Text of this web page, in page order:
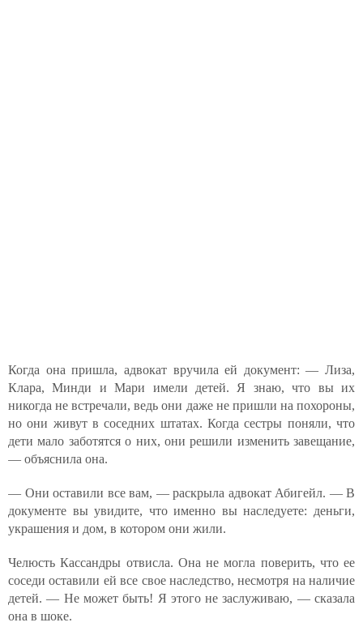
Когда она пришла, адвокат вручила ей документ: — Лиза,
Клара, Минди и Мари имели детей. Я знаю, что вы их
никогда не встречали, ведь они даже не пришли на похороны,
но они живут в соседних штатах. Когда сестры поняли, что
дети мало заботятся о них, они решили изменить завещание,
— объяснила она.
— Они оставили все вам, — раскрыла адвокат Абигейл. — В
документе вы увидите, что именно вы наследуете: деньги,
украшения и дом, в котором они жили.
Челюсть Кассандры отвисла. Она не могла поверить, что ее
соседи оставили ей все свое наследство, несмотря на наличие
детей. — Не может быть! Я этого не заслуживаю, — сказала
она в шоке.